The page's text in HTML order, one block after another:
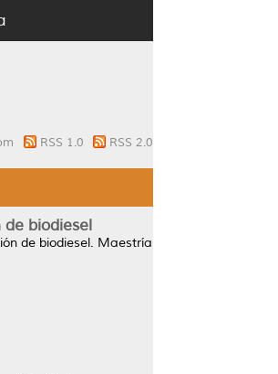
RSS 1.0 RSS 2.0
biodiesel
de biodiesel. Maestría